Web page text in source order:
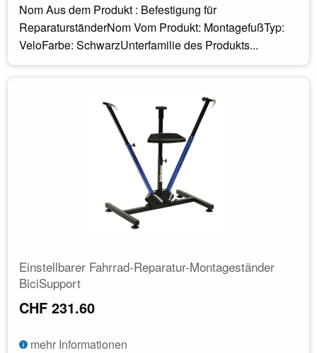
Nom Aus dem Produkt : Befestigung für
ReparaturständerNom Vom Produkt: MontagefußTyp:
VeloFarbe: SchwarzUnterfamilie des Produkts...
Einstellbarer Fahrrad-Reparatur-Montageständer
BiciSupport
CHF 231.60
mehr Informationen